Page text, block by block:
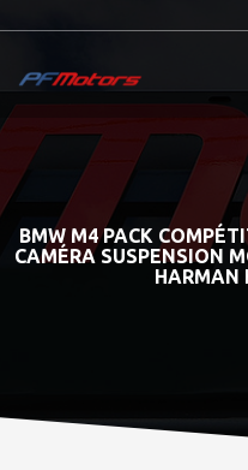
BMW M4 PACK
CAMÉRA SUSPENSION
HARMAN